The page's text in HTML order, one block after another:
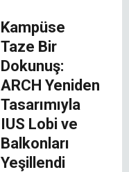
Kampüse
Taze Bir
Dokunuş:
ARCH Yeniden
Tasarımıyla
IUS Lobi ve
Balkonları
Yeşillendi